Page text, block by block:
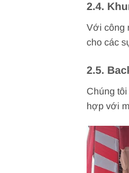
2.4.
Với công
cho các
2.5.
Chúng
hợp với